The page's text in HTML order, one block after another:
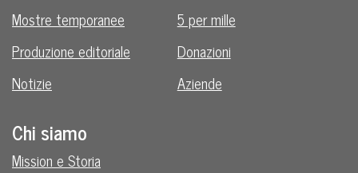
Mostre temporanee
Produzione editoriale
Notizie
5 per mille
Donazioni
Aziende
Chi siamo
Mission e Storia